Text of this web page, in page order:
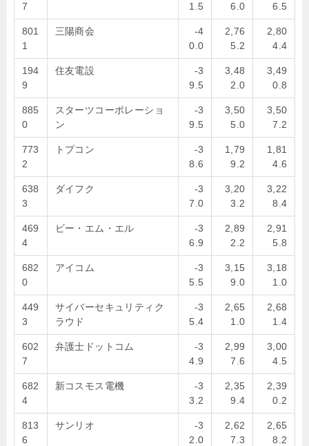
7
1.5
6.0
6.5
801
1
三陽商会
-4
0.0
2,76
5.2
2,80
4.4
194
9
住友電設
-3
9.5
3,48
2.0
3,49
0.8
885
0
スターツコーポレーショ
ン
-3
9.5
3,50
5.0
3,50
7.2
773
2
トプコン
-3
8.6
1,79
9.2
1,81
4.6
638
3
ダイフク
-3
7.0
3,20
3.2
3,22
8.4
469
4
ビー・エム・エル
-3
6.9
2,89
2.2
2,91
5.8
682
0
アイコム
-3
5.5
3,15
9.0
3,18
1.0
449
3
サイバーセキュリティク
ラウド
-3
5.4
2,65
1.0
2,68
1.4
602
7
弁護士ドットコム
-3
4.9
2,99
7.6
3,00
4.5
682
4
新コスモス電機
-3
3.2
2,35
9.4
2,39
0.2
813
6
サンリオ
-3
2.0
2,62
7.3
2,65
8.2